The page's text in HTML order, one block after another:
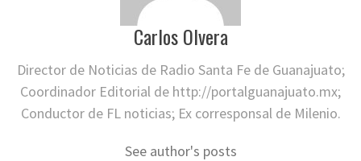
Carlos Olvera
Director de Noticias de Radio Santa Fe de Guanajuato;
Coordinador Editorial de http://portalguanajuato.mx;
Conductor de FL noticias; Ex corresponsal de Milenio.
See author's posts